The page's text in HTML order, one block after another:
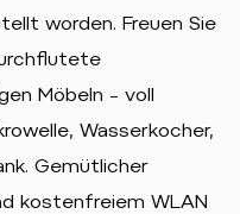
worden. Freuen Sie
Möbeln – voll
Wasserkocher,
Gemütlicher
kostenfreiem WLAN